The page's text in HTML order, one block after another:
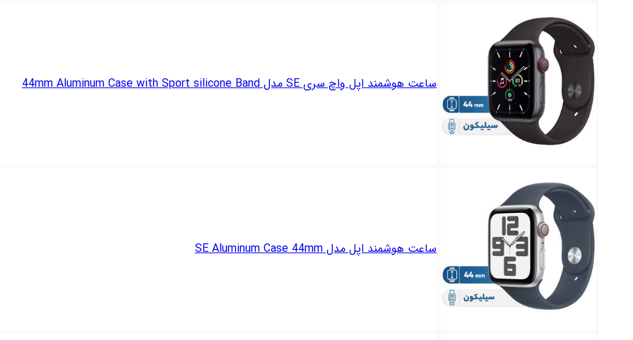
ساعت هوشمند اپل واچ سری SE مدل 44mm Aluminum Case with Sport silicone Band
ساعت هوشمند اپل مدل SE Aluminum Case 44mm